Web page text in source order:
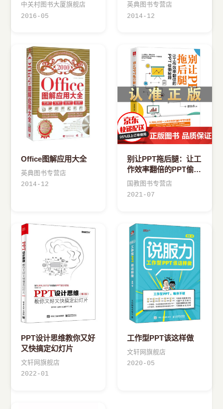
中关村图书大厦旗舰店
2016-05
英典图书专营店
2014-12
Office图解应用大全
英典图书专营店
2014-12
别让PPT拖后腿：让工
作效率翻倍的PPT偷懒
秘籍
国教图书专营店
2021-07
PPT设计思维教你又好
又快搞定幻灯片
文轩网旗舰店
2022-01
工作型PPT该这样做
文轩网旗舰店
2020-05